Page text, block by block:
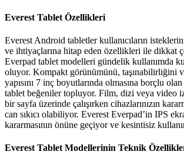
Everest Tablet Özellikleri
Everest Android tabletler kullanıcıların
ve ihtiyaçlarına hitap eden özellikleri ile dikkat
Everpad tablet modelleri gündelik kullanımda
oluyor. Kompakt görünümünü, taşınabilirliğini
yapısını 7 inç boyutlarında olmasına borçlu
tablet beğeniler topluyor. Film, dizi veya video
bir sayfa üzerinde çalışırken cihazlarınızın
can sıkıcı olabiliyor. Everest Everpad’in IPS
kararmasının önüne geçiyor ve kesintisiz
Everest Tablet Modellerinin Teknik